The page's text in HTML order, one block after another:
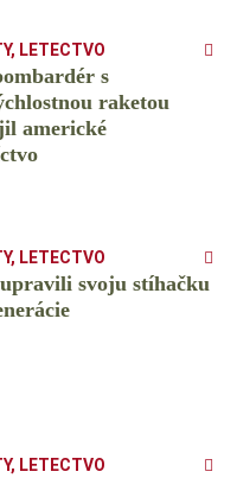
, LETECTVO
s
raketou
americké
, LETECTVO
svoju stíhačku
, LETECTVO